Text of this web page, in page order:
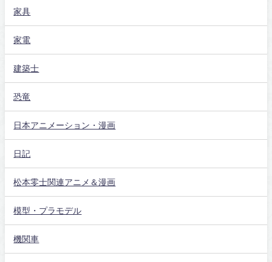
家具
家電
建築士
恐竜
日本アニメーション・漫画
日記
松本零士関連アニメ＆漫画
模型・プラモデル
機関車